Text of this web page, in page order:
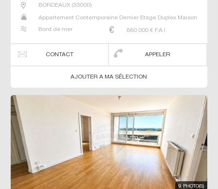
BORDEAUX(33000)
Appartement Contemporaine Dernier Etage Duplex Maison
Bord de mer
880 000 € F.A.I
CONTACT APPELER
AJOUTER A MA SÉLECTION
9 PHOTO(S)